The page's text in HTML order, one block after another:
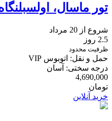
تور ماسال،
شروع از 20 مرداد
2.5 روز
ظرفیت محدود
حمل و نقل: اتوبوس VIP
درجه سختی: آسان
4,690,000
تومان
خرید آنلاین